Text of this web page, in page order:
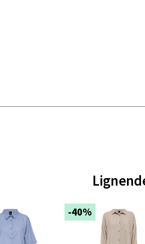
-40%
Åpent i dag 10-20
Moafjæra 14, 7606 Levanger
0 i butikk